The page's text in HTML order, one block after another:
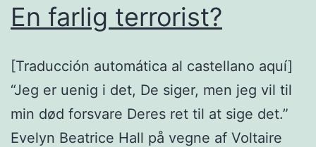
En farlig terrorist?
[Traducción automática al castellano aquí]
“Jeg er uenig i det, De siger, men jeg vil til
min død forsvare Deres ret til at sige det.”
Evelyn Beatrice Hall på vegne af Voltaire